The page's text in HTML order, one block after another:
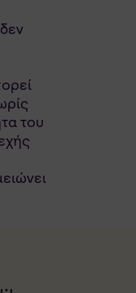
του